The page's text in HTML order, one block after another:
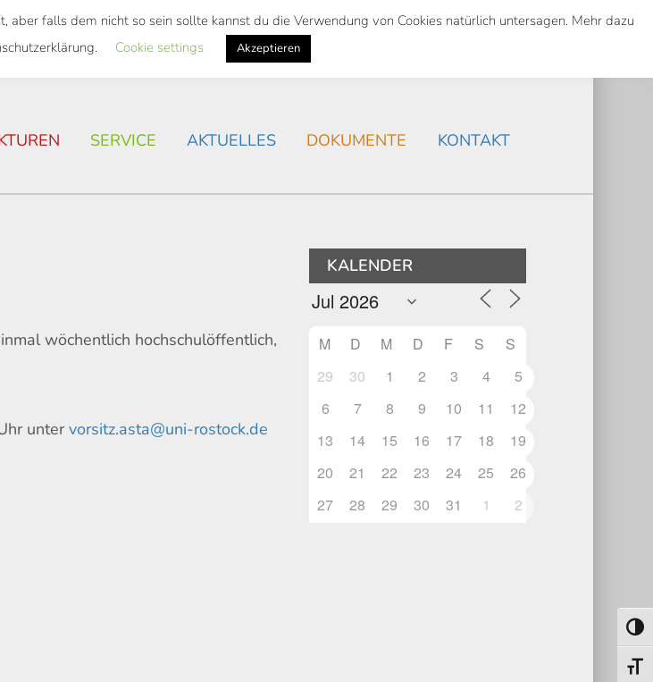
Suche
Search
AKTUELLES
SERVICE AKTUELLES DOKUMENTE KONTAKT
wöchentlich hochschulöffentlich,
untervorsitz.asta@uni-rostock.de
KALENDER
M D M D F S
S
29
30 1 2 3 4
5
6
7 8 9 10 11
12
13
14 15 16 17 18
19
20
21 22 23 24 25
26
27
28 29 30 31 1 2
falls dem nicht so sein sollte kannst du die Verwendung von Cookies natürlich untersagen. Mehr dazu
Cookie settings Akzeptieren